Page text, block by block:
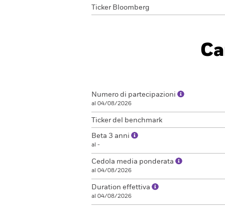
Ticker Bloomberg
Numero di partecipazioni
al 04/08/2026
Ticker del benchmark
Beta 3 anni
al -
Cedola media ponderata
al 04/08/2026
Duration effettiva
al 04/08/2026